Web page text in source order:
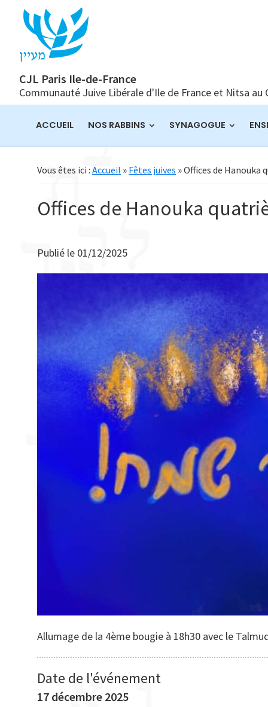
Passer
navigation
principale
Passer
principal
Passer
barre
latérale
principale
CJL Paris Ile-de-France
Communauté Juive Libérale d'Ile de France et Nitsa au
ACCUEIL NOS RABBINS SYNAGOGUE
Vous êtes ici : Accueil » Fêtes juives » Offices de Hanouka
Offices de Hanouka
Publié le 01/12/2025
Allumage de la 4ème bougie à 18h30 avec le
Date de l'événement
17 décembre 2025